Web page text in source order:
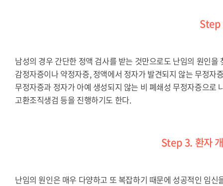
Step
남성의 경우 간단한 정액 검사를 받는 것만으로도 난임의 원인
감정자증이나 약정자증, 정액에서 정자가 발견되지 않는 무정
무정자증과 정자가 아예 생성되지 않는 비 폐쇄성 무정자증으
고환조직생검 등을 진행하기도 한다.
Step 3. 환자
난임의 원인은 매우 다양하고 또 복잡하기 때문에 성공적인 임